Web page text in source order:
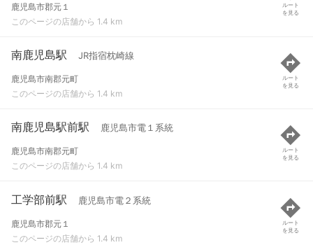
鹿児島市郡元１
このページの店舗から 1.4 km
ルート
を見る
南鹿児島駅 JR指宿枕崎線
鹿児島市南郡元町
このページの店舗から 1.4 km
ルート
を見る
南鹿児島駅前駅 鹿児島市電１系統
鹿児島市南郡元町
このページの店舗から 1.4 km
ルート
を見る
工学部前駅 鹿児島市電２系統
鹿児島市郡元１
このページの店舗から 1.4 km
ルート
を見る